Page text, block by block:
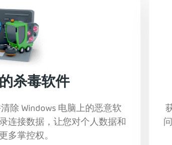
杀毒软件
除 Windows 电脑上的恶意软
连接数据，让您对个人数据和
多掌控权。